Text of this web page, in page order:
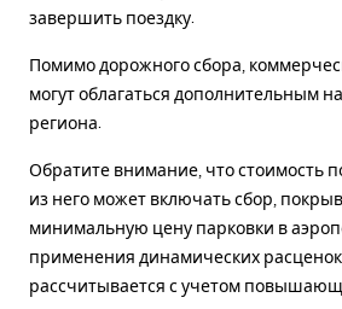
завершить поездку.
Помимо дорожного сбора,
могут облагаться дополнительным
региона.
Обратите внимание, что стоимость
из него может включать сбор,
минимальную цену парковки в
применения динамических расценок
рассчитывается с учетом